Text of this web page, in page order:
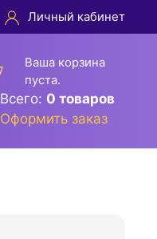
Личный кабинет
Ваша корзина
пуста.
Всего: 0 товаров
Оформить заказ